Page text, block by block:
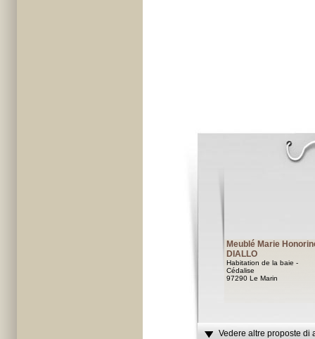
Meublé Marie
DIALLO
Habitation de la baie -
Cédalise
97290 Le Marin
Vedere altre proposte di